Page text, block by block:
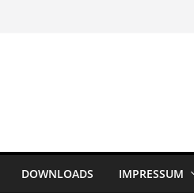
DOWNLOADS IMPRESSUM